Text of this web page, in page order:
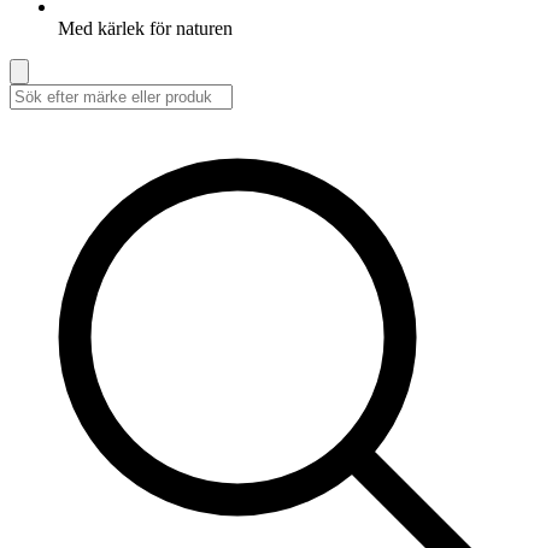
Med kärlek för naturen